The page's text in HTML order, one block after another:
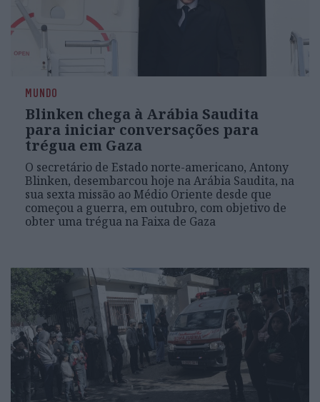
MUNDO
Blinken chega à Arábia Saudita
para iniciar conversações para
trégua em Gaza
O secretário de Estado norte-americano, Antony
Blinken, desembarcou hoje na Arábia Saudita, na
sua sexta missão ao Médio Oriente desde que
começou a guerra, em outubro, com objetivo de
obter uma trégua na Faixa de Gaza